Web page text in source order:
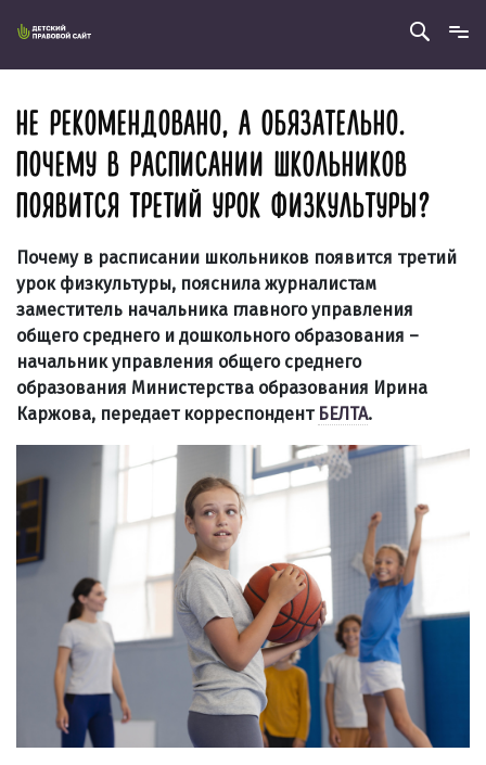
НЕ РЕКОМЕНДОВАНО, А ОБЯЗАТЕЛЬНО.
ПОЧЕМУ В РАСПИСАНИИ ШКОЛЬНИКОВ
ПОЯВИТСЯ ТРЕТИЙ УРОК ФИЗКУЛЬТУРЫ?
Почему в расписании школьников появится третий
урок физкультуры, пояснила журналистам
заместитель начальника главного управления
общего среднего и дошкольного образования –
начальник управления общего среднего
образования Министерства образования Ирина
Каржова, передает корреспондент БЕЛТА.